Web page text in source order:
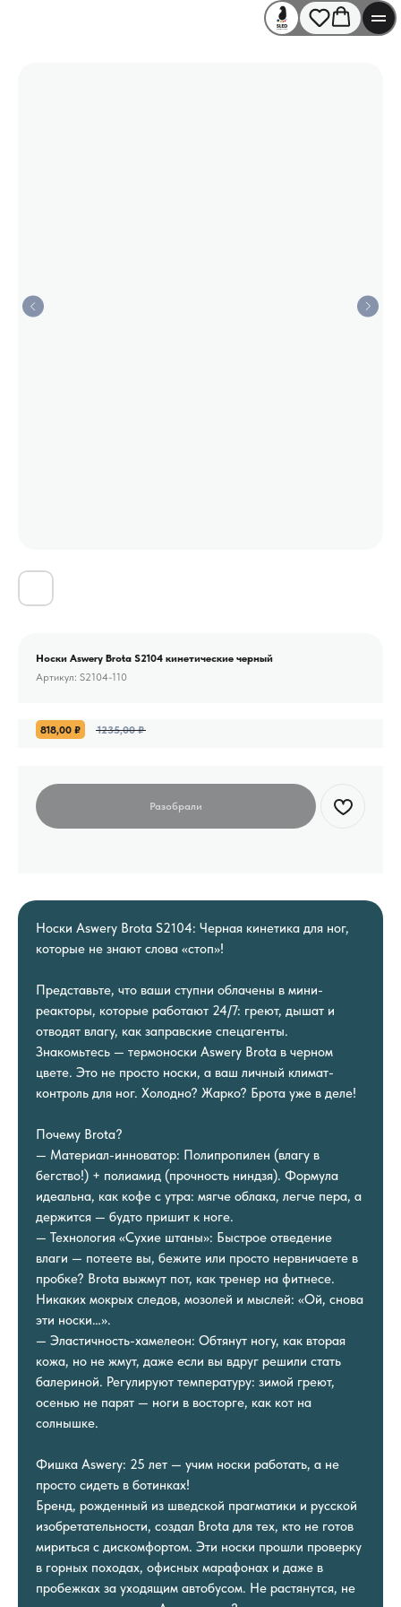
Носки Aswery Brota S2104 кинетические черный
Артикул: S2104-110
818,00 ₽ 1235,00 ₽
Носки Aswery Brota S2104: Черная кинетика для ног,
которые не знают слова «стоп»!
Представьте, что ваши ступни облачены в мини-
реакторы, которые работают 24/7: греют, дышат и
отводят влагу, как заправские спецагенты.
Знакомьтесь — термоноски Aswery Brota в черном
цвете. Это не просто носки, а ваш личный климат-
контроль для ног. Холодно? Жарко? Брота уже в деле!
Почему Brota?
— Материал-инноватор: Полипропилен (влагу в
бегство!) + полиамид (прочность ниндзя). Формула
идеальна, как кофе с утра: мягче облака, легче пера, а
держится — будто пришит к ноге.
— Технология «Сухие штаны»: Быстрое отведение
влаги — потеете вы, бежите или просто нервничаете в
пробке? Brota выжмут пот, как тренер на фитнесе.
Никаких мокрых следов, мозолей и мыслей: «Ой, снова
эти носки…».
— Эластичность-хамелеон: Обтянут ногу, как вторая
кожа, но не жмут, даже если вы вдруг решили стать
балериной. Регулируют температуру: зимой греют,
осенью не парят — ноги в восторге, как кот на
солнышке.
Фишка Aswery: 25 лет — учим носки работать, а не
просто сидеть в ботинках!
Бренд, рожденный из шведской прагматики и русской
изобретательности, создал Brota для тех, кто не готов
мириться с дискомфортом. Эти носки прошли проверку
в горных походах, офисных марафонах и даже в
пробежках за уходящим автобусом. Не растянутся, не